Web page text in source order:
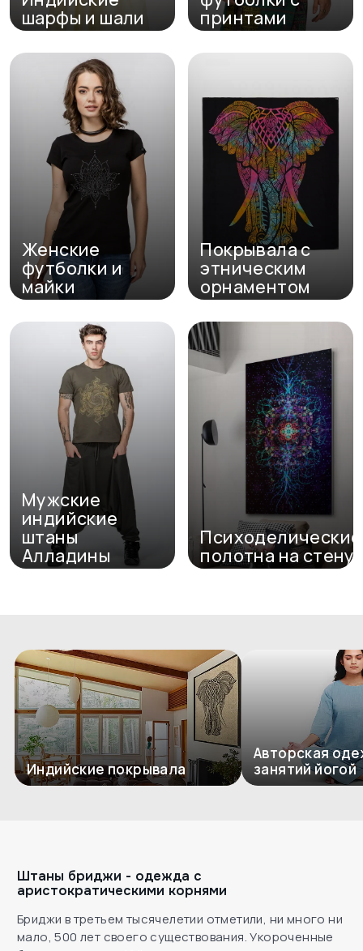
шарфы и шали
Перейти в каталог
принтами
Женские
футболки и
майки
Перейти в каталог
Покрывала с
этническим
орнаментом
Перейти в каталог
Мужские
индийские
штаны
Алладины
Психоделические
полотна на стену
Индийские покрывала
Авторская
занятий йогой
Штаны бриджи - одежда с
аристократическими корнями
Бриджи в третьем тысячелетии отметили, ни много ни
мало, 500 лет своего существования. Укороченные